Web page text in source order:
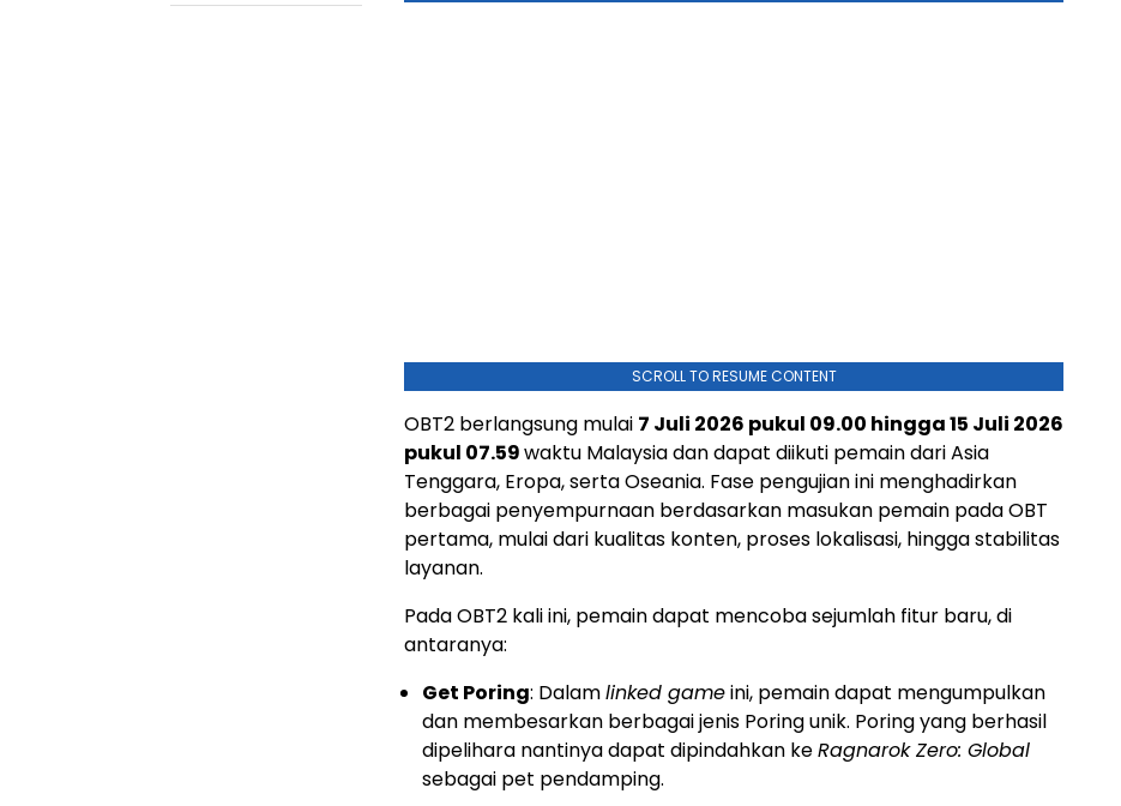
SCROLL TO RESUME CONTENT
OBT2 berlangsung mulai 7 Juli 2026 pukul 09.00 hingga 15 Juli 2026
pukul 07.59waktu Malaysia dan dapat diikuti pemain dari Asia
Tenggara, Eropa, serta Oseania. Fase pengujian ini menghadirkan
berbagai penyempurnaan berdasarkan masukan pemain pada OBT
pertama, mulai dari kualitas konten, proses lokalisasi, hingga stabilitas
layanan.
Pada OBT2 kali ini, pemain dapat mencoba sejumlah fitur baru, di
antaranya:
Get Poring: Dalamlinked gameini, pemain dapat mengumpulkan
dan membesarkan berbagai jenis Poring unik. Poring yang berhasil
dipelihara nantinya dapat dipindahkan keRagnarok Zero: Global
sebagai pet pendamping.